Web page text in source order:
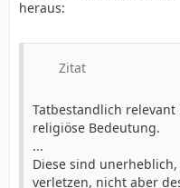
kompetent sind, eine
...
Die Religionsfreiheit
Grenzen der
...
Wenn überhaupt, so
Eltern nur das
nehmen die
heraus:
Zitat
Tatbestandlich
religiöse Bedeutung.
...
Diese sind
verletzen, nicht aber